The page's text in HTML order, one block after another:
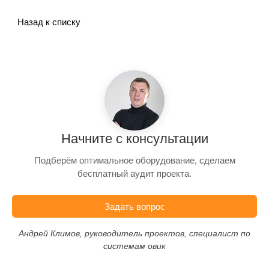
Назад к списку
Начните с консультации
Подберём оптимальное оборудование, сделаем
бесплатный аудит проекта.
Задать вопрос
Андрей Климов, руководитель проектов, специалист по
системам овик